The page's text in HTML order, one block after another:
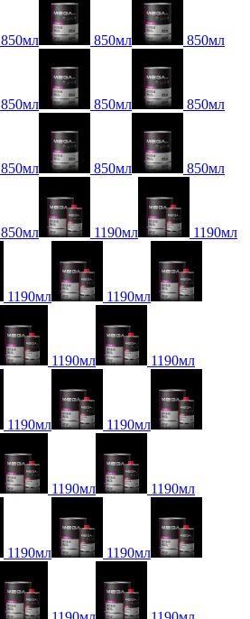
850мл 850мл 850мл
850мл 850мл 850мл
850мл 850мл 850мл
850мл 1190мл 1190мл
1190мл 1190мл
1190мл 1190мл
1190мл 1190мл
1190мл 1190мл
1190мл 1190мл